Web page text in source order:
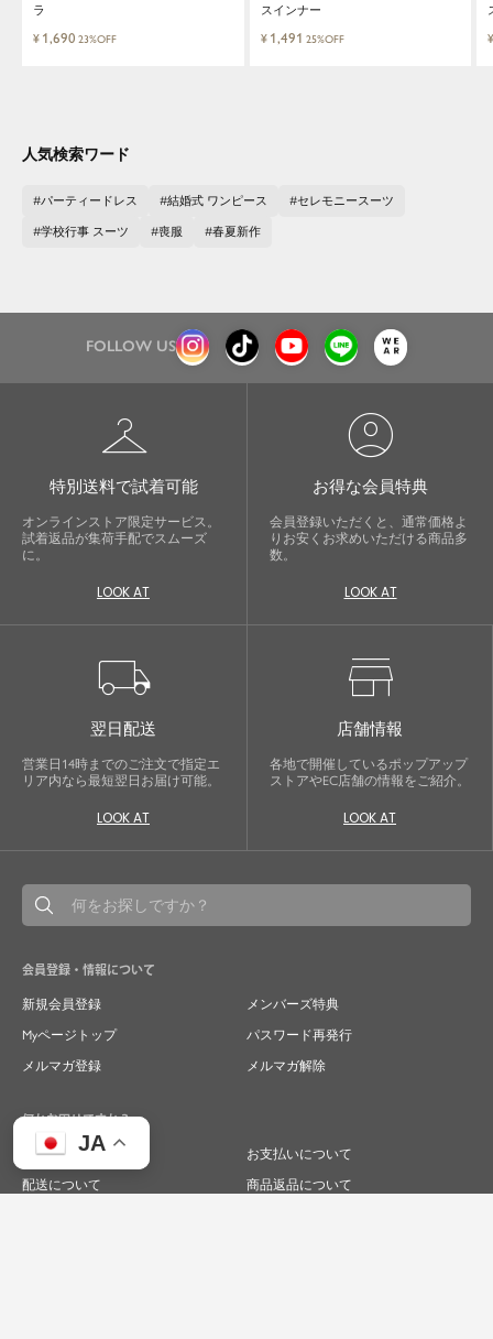
JA
ラ
¥ 1,690 23%OFF
スインナー
¥ 1,491 25%OFF ¥
人気検索ワード
パーティードレス 結婚式 ワンピース セレモニースーツ
学校行事 スーツ 喪服 春夏新作
FOLLOW US
checkroom
特別送料で試着可能
オンラインストア限定サービス。
試着返品が集荷手配でスムーズ
に。
LOOK AT
account_circle
お得な会員特典
会員登録いただくと、通常価格よ
りお安くお求めいただける商品多
数。
LOOK AT
local_shipping
翌日配送
営業日14時までのご注文で指定エ
リア内なら最短翌日お届け可能。
LOOK AT
store
店舗情報
各地で開催しているポップアップ
ストアやEC店舗の情報をご紹介。
LOOK AT
会員登録・情報について
新規会員登録
メンバーズ特典
Myページトップ
パスワード再発行
メルマガ登録
メルマガ解除
何かお困りですか？
ご注文について
お支払いについて
配送について
商品返品について